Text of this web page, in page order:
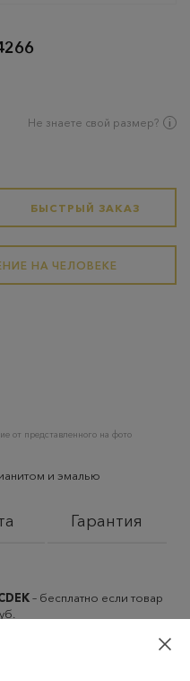
Не знаете свой размер?
БЫСТРЫЙ ЗАКАЗ
НА ЧЕЛОВЕКЕ
от представленного на фото
и эмалью
Гарантия
– бесплатно если товар